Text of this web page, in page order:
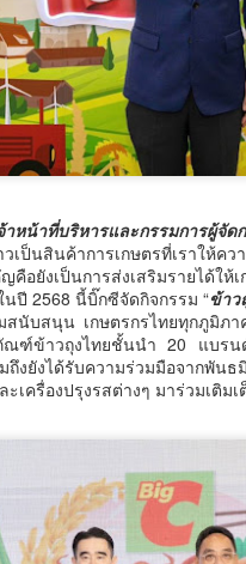
หน้าที่บริหารและกรรมการผู้
เป็นสินค้าการเกษตรที่เราให้ค
อยังเป็นการส่งเสริมรายได้ให้
ปี 2568 นี้บิ๊กซีจัดกิจกรรม “ข้าว
นับสนุน เกษตรกรไทยทุกภูมิภ
ฑ์ข้าวถุงไทยชั้นนำ 20 แบรน
ถึงยังได้รับความร่วมมือจากพั
เครื่องปรุงรสต่างๆ มาร่วมเติม
ก 1 แห่ง ตามที่กระทรวงวัฒนธรรม
ยบสำนักนายกรัฐมนตรี ว่าด้วยแนว
มันคาทอลิก พ.ศ.
บมือ ทช.ทส. ยกระดับห้องปฏิ
มาตรฐานสากล
.ทส.
ยกกำลังประเทศไทยจากฐ
ยีที่เหมาะสมเป็นกลไกยกร
ลังประเทศไทยจากฐานราก​ เมื่อเท
นุษย์
ารทุนด้านพัฒนาพื้นที่ (บพท.) สำนักง
อเพิ่มความสามารถการแข่งขันและก
เข้าสู่ช่วงเวลาที่โจทย์เศรษฐกิจไม่ใช่